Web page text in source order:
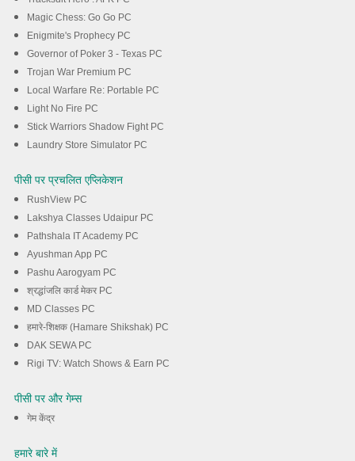
Magic Chess: Go Go PC
Enigmite's Prophecy PC
Governor of Poker 3 - Texas PC
Trojan War Premium PC
Local Warfare Re: Portable PC
Light No Fire PC
Stick Warriors Shadow Fight PC
Laundry Store Simulator PC
पीसी पर प्रचलित एप्लिकेशन
RushView PC
Lakshya Classes Udaipur PC
Pathshala IT Academy PC
Ayushman App PC
Pashu Aarogyam PC
श्रद्धांजलि कार्ड मेकर PC
MD Classes PC
हमारे-शिक्षक (Hamare Shikshak) PC
DAK SEWA PC
Rigi TV: Watch Shows & Earn PC
पीसी पर और गेम्स
गेम केंद्र
हमारे बारे में